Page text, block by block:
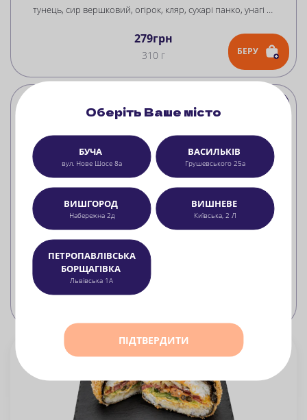
тунець, сир вершковий, огірок, кляр, сухарі панко, унагі соус, рис, норі
279грн
310 г БЕРУ
Гурман з лососем
лосось, сир вершковий, огірок, рис, норі
549
Оберіть Ваше місто
БУЧА
вул. Нове Шосе 8а
ВАСИЛЬКІВ
Грушевського 25а
ВИШГОРОД
Набережна 2д
ВИШНЕВЕ
Київська, 2 Л
ПЕТРОПАВЛІВСЬКА
БОРЩАГІВКА
Львівська 1А
ПІДТВЕРДИТИ